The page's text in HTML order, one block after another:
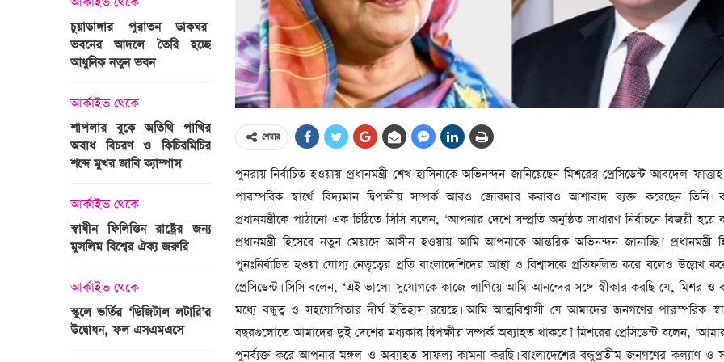
শেয়ার
পুনরায় নির্বাচিত হওয়ায় প্রধানমন্ত্রী শেখ হাসিনাকে অভিনন্দন জানিয়েছেন মিশরের প্রেসিডেন্ট আবদেল
পারস্পরিক স্বার্থে বিদ্যমান দ্বিপক্ষীয় সম্পর্ক আরও জোরদার করারও আশাবাদ ব্যক্ত করেছেন তিনি।
প্রধানমন্ত্রীকে পাঠানো এক চিঠিতে সিসি বলেন, ‘আপনার দেশে সম্প্রতি অনুষ্ঠিত সাধারণ নির্বাচনে বিজয়ী হয়ে
প্রধানমন্ত্রী হিসেবে নতুন মেয়াদে আসীন হওয়ায় আমি আপনাকে আন্তরিক অভিনন্দন জানাচ্ছি।’ প্রধানমন্ত্রী
পুনঃনির্বাচিত হওয়া যোগ্য নেতৃত্বের প্রতি বাংলাদেশিদের আস্থা ও বিশ্বাসকে প্রতিফলিত করে বলেও উল্লেখ
প্রেসিডেন্ট। সিসি বলেন, ‘এই ভালো সুযোগকে কাজে লাগিয়ে আমি আনন্দের সঙ্গে স্বীকার করছি যে, মিশর ও
মধ্যে বন্ধুত্ব ও সহযোগিতার দীর্ঘ ইতিহাস রয়েছে। আমি আত্মবিশ্বাসী যে আমাদের জনগণের পারস্পরিক
বছরগুলোতে আমাদের দুই দেশের মধ্যকার দ্বিপক্ষীয় সম্পর্ক অব্যাহত থাকবে।’ মিশরের প্রেসিডেন্ট বলেন,
পুনর্ব্যক্ত করে আপনার মঙ্গল ও অব্যাহত সাফল্য কামনা করছি। বাংলাদেশের বন্ধুপ্রতীম জনগণের কল্যাণ ও
চুয়াডাঙ্গার পুরাতন ডাকঘর
ভবনের আদলে তৈরি হচ্ছে
আধুনিক নতুন ভবন
আর্কাইভ থেকে
শাপলার বুকে অতিথি পাখির
অবাধ বিচরণ ও কিচিরমিচির
শব্দে মুখর জাবি ক্যাম্পাস
আর্কাইভ থেকে
স্বাধীন ফিলিস্তিন রাষ্ট্রের জন্য
মুসলিম বিশ্বের ঐক্য জরুরি
আর্কাইভ থেকে
স্কুলে ভর্তির ‘ডিজিটাল লটারি’র
উদ্বোধন, ফল এসএমএসে
অপরাধ
গুলশান হলি আর্টিজান হামলা
মামলা : হাইকোর্টের রায় আজ
আন্তর্জাতিক
অজ্ঞাত বন্দুকধারীর গুলিতে
মাওলানা তারেক জামিলের
ছেলের মৃত্যু
আন্তর্জাতিক
বিশ্বকাপ ইাতহাসে সাকিবের
আরেকটি রেকর্ড
আর্কাইভ থেকে
টানেল উদ্বোধন : প্রধানমন্ত্রীর
জনসভায় যোগ দিচ্ছেন দলীয়
নেতাকর্মীরা
আর্কাইভ থেকে
সেহরি, ইফতার ও তারাবির
সময় নিরবচ্ছিন্ন বিদ্যুৎ রাখার
নির্দেশ: প্রধানমন্ত্রী তারেক
দেশের ১১তম প্রধানমন্ত্রী হলেন
তারেক রহমান
আর্কাইভ থেকে
নতুন মন্ত্রিসভা ৫০ সদস্যের হতে
পারে, ২৫ পূর্ণমন্ত্রী, প্রতিমন্ত্রী
২৪
আর্কাইভ থেকে